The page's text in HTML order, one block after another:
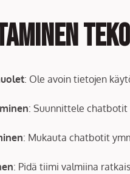
: Ole avoin tietojen
: Suunnittele chatbotit
: Mukauta chatbotit
: Pidä tiimi valmiina